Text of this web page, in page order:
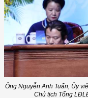
Ông Nguyễn Anh Tuấn, Ủy
Chủ tịch Tổng